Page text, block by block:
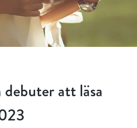
att läsa